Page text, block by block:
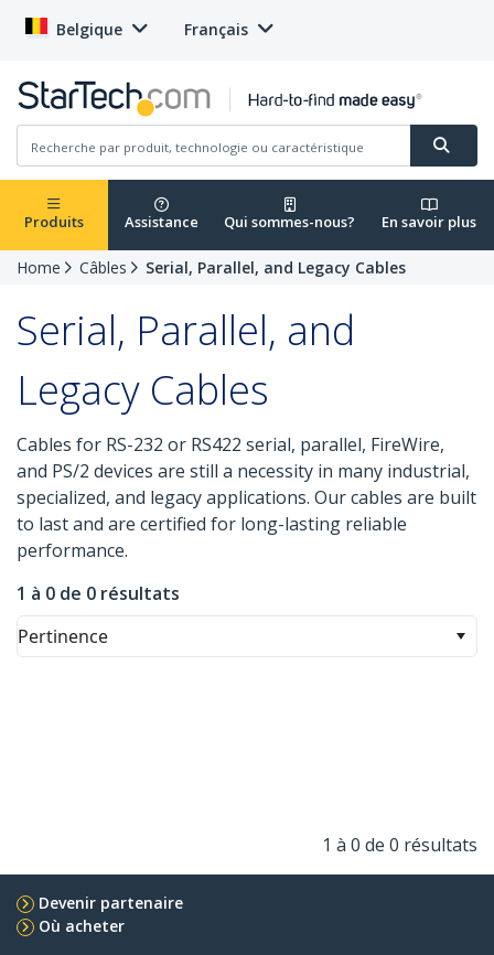
Belgique Français
Produits Assistance Qui sommes-nous? En savoir plus
Home Câbles Serial, Parallel, and Legacy Cables
Serial, Parallel, and
Legacy Cables
Cables for RS-232 or RS422 serial, parallel, FireWire,
and PS/2 devices are still a necessity in many industrial,
specialized, and legacy applications. Our cables are built
to last and are certified for long-lasting reliable
performance.
1 à 0 de 0 résultats
Pertinence
1 à 0 de 0 résultats
Devenir partenaire
Où acheter